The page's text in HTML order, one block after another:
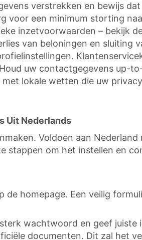
verstrekken en bewijs
voor een minimum storting
inzetvoorwaarden – bekijk
van beloningen en sluiting
uw contactgegevens up-
lokale wetten die uw
Uit Nederlands
Voldoen aan
stappen om het instellen en
de homepage. Een veilig
wachtwoord en geef
documenten. Dit zal het